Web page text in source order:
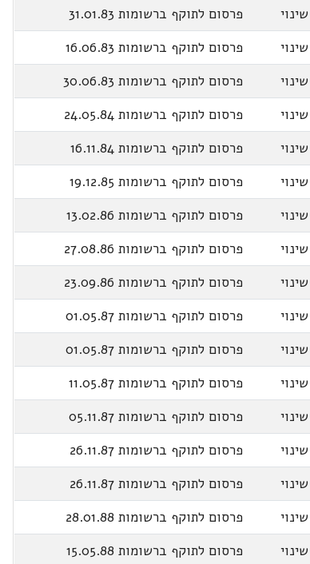
שינוי
פרסום לתוקף ברשומות 31.01.83
שינוי
פרסום לתוקף ברשומות 16.06.83
שינוי
פרסום לתוקף ברשומות 30.06.83
שינוי
פרסום לתוקף ברשומות 24.05.84
שינוי
פרסום לתוקף ברשומות 16.11.84
שינוי
פרסום לתוקף ברשומות 19.12.85
שינוי
פרסום לתוקף ברשומות 13.02.86
שינוי
פרסום לתוקף ברשומות 27.08.86
שינוי
פרסום לתוקף ברשומות 23.09.86
שינוי
פרסום לתוקף ברשומות 01.05.87
שינוי
פרסום לתוקף ברשומות 01.05.87
שינוי
פרסום לתוקף ברשומות 11.05.87
שינוי
פרסום לתוקף ברשומות 05.11.87
שינוי
פרסום לתוקף ברשומות 26.11.87
שינוי
פרסום לתוקף ברשומות 26.11.87
שינוי
פרסום לתוקף ברשומות 28.01.88
שינוי
פרסום לתוקף ברשומות 15.05.88